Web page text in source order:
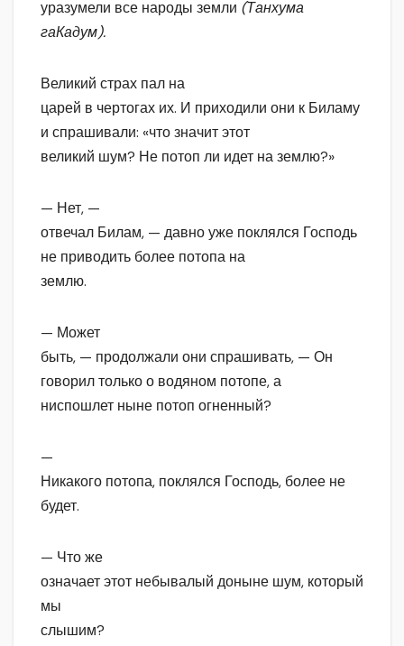
уразумели все народы земли (Танхума
гаКадум).
Великий страх пал на
царей в чертогах их. И приходили они к Биламу
и спрашивали: «что значит этот
великий шум? Не потоп ли идет на землю?»
— Нет, —
отвечал Билам, — давно уже поклялся Господь
не приводить более потопа на
землю.
— Может
быть, — продолжали они спрашивать, — Он
говорил только о водяном потопе, а
ниспошлет ныне потоп огненный?
—
Никакого потопа, поклялся Господь, более не
будет.
— Что же
означает этот небывалый доныне шум, который
мы
слышим?